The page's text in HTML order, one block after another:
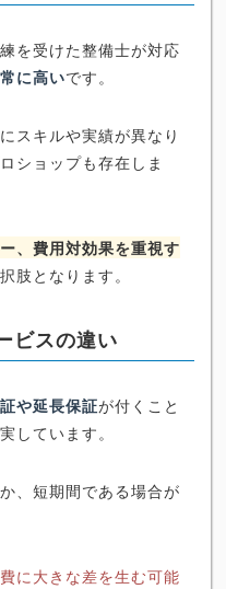
を受けた整備士が対応
に高いです。
スキルや実績が異なり
ショップも存在しま
、費用対効果を重視す
肢となります。
ビスの違い
や延長保証が付くこと
しています。
、短期間である場合が
に大きな差を生む可能